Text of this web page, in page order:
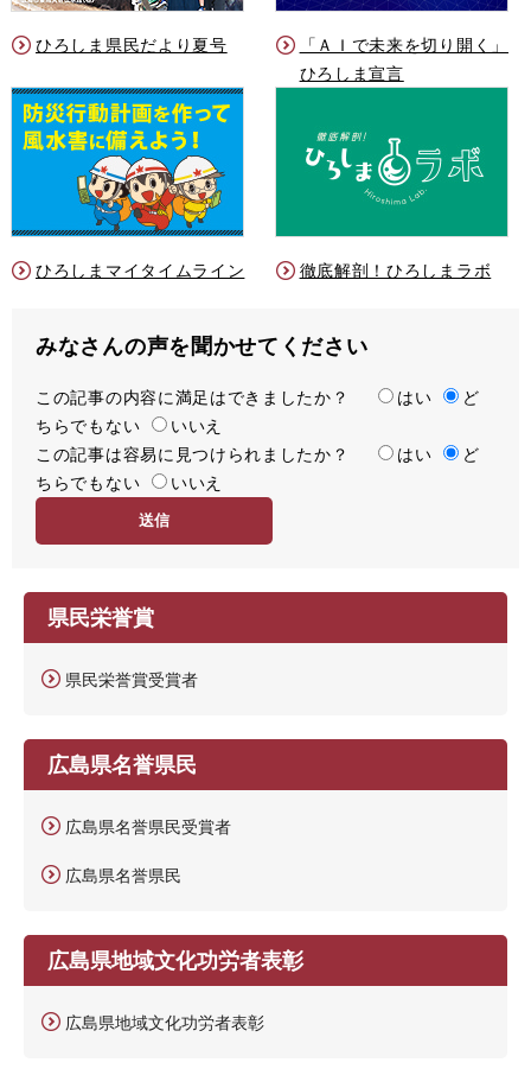
ひろしま県民だより夏号
「ＡＩで未来を切り開く」
ひろしま宣言
ひろしまマイタイムライン 徹底解剖！ひろしまラボ
みなさんの声を聞かせてください
満
足
度
この記事の内容に満足はできましたか？ はい
ど
ちらでもない
いいえ
容
易
この記事は容易に見つけられましたか？ はい
ど
ちらでもない
いいえ
県民栄誉賞
県民栄誉賞受賞者
広島県名誉県民
広島県名誉県民受賞者
広島県名誉県民
広島県地域文化功労者表彰
広島県地域文化功労者表彰